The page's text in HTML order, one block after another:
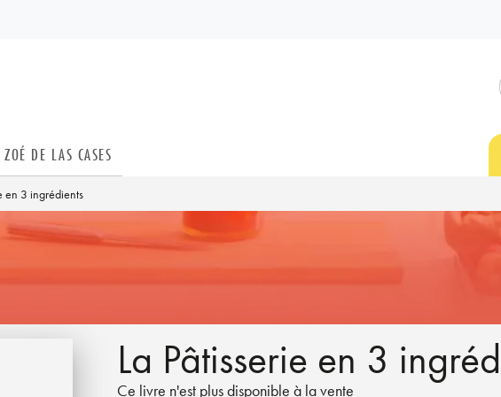
ZOÉ DE LAS CASES
en 3 ingrédients
La Pâtisserie en 3
Ce livre n'est plus disponible à la vente